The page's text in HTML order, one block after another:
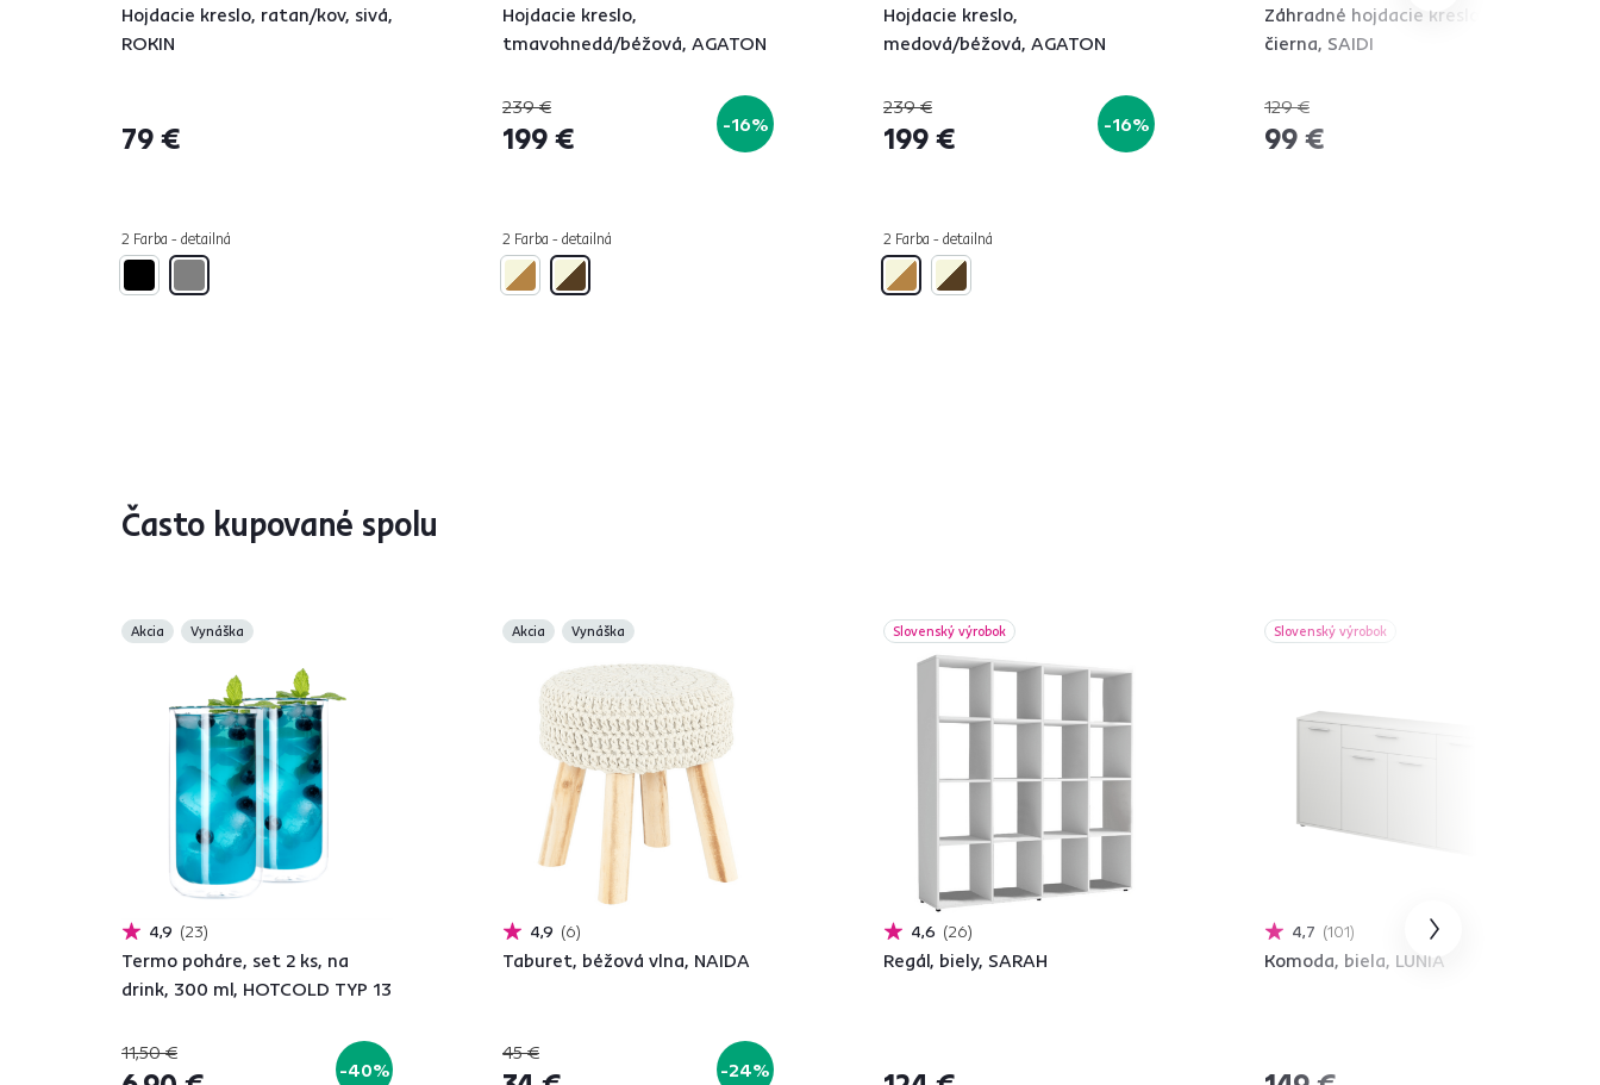
Hojdacie kreslo, ratan/kov, sivá,
ROKIN
79 €
2 Farba - detailná
Hojdacie kreslo,
tmavohnedá/béžová, AGATON
239 €
199 € -16%
2 Farba - detailná
Hojdacie kreslo,
medová/béžová, AGATON
239 €
199 € -16%
2 Farba - detailná
Záhradné hojdacie kreslo,
čierna, SAIDI
129 €
99 €
Často kupované spolu
Akcia Vynáška
4,9 23
Termo poháre, set 2 ks, na
drink, 300 ml, HOTCOLD TYP 13
11,50 €
-40%
Akcia Vynáška
4,9 6
Taburet, béžová vlna, NAIDA
45 €
-24%
Slovenský výrobok
4,6 26
Regál, biely, SARAH
Slovenský výrobok
4,7 101
Komoda, biela, LUNIA